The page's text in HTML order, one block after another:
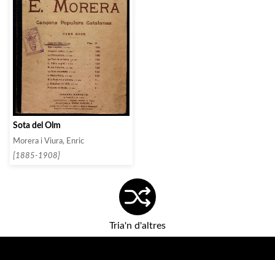
Sota del Olm
Morera i Viura, Enric
[1885-1908]
Tria'n d'altres